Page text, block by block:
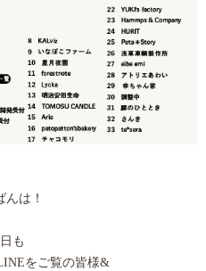
んは！
も
をご覧の皆様&